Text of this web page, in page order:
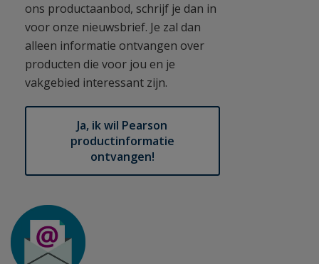
ons productaanbod, schrijf je dan in
voor onze nieuwsbrief. Je zal dan
alleen informatie ontvangen over
producten die voor jou en je
vakgebied interessant zijn.
Ja, ik wil Pearson
productinformatie
ontvangen!